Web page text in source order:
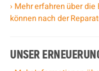
› Mehr erfahren über
können nach der
UNSER